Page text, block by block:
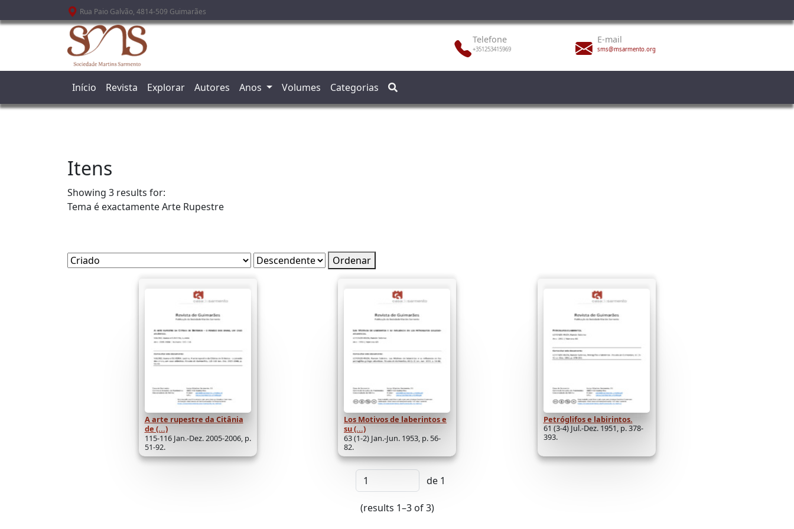
Passar para o conteúdo principal
Rua Paio Galvão, 4814-509 Guimarães
Telefone
+351253415969
E-mail
sms@msarmento.org
Início Revista Explorar Autores Anos Volumes Categorias
Itens
Showing 3 results for:
Tema é exactamenteArte Rupestre
Ordenar
A arte rupestre da Citânia
de (...)
115-116 Jan.-Dez. 2005-2006, p.
51-92.
Los Motivos de laberintos e
su (...)
63 (1-2) Jan.-Jun. 1953, p. 56-
82.
Petróglifos e labirintos.
61 (3-4) Jul.-Dez. 1951, p. 378-
393.
de 1
(results 1–3 of 3)